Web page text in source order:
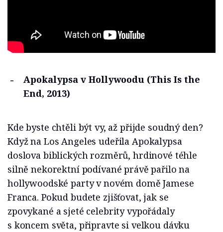
Apokalypsa v Hollywoodu (This Is the
End, 2013)
Kde byste chtěli být vy, až přijde soudný den?
Když na Los Angeles udeřila Apokalypsa
doslova biblických rozměrů, hrdinové téhle
silně nekorektní podívané právě pařilo na
hollywoodské party v novém domě Jamese
Franca. Pokud budete zjišťovat, jak se
zpovykané a sjeté celebrity vypořádaly
s koncem světa, připravte si velkou dávku